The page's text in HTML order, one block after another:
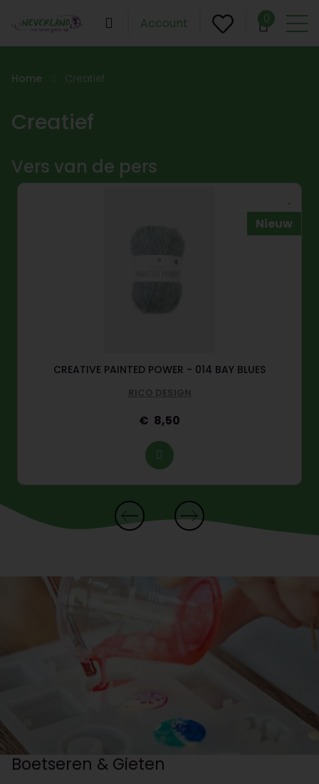
Account 0
Home Creatief
Creatief
Vers van de pers
Nieuw
CREATIVE PAINTED POWER - 014 BAY BLUES
RICO DESIGN
8,50
Boetseren & Gieten